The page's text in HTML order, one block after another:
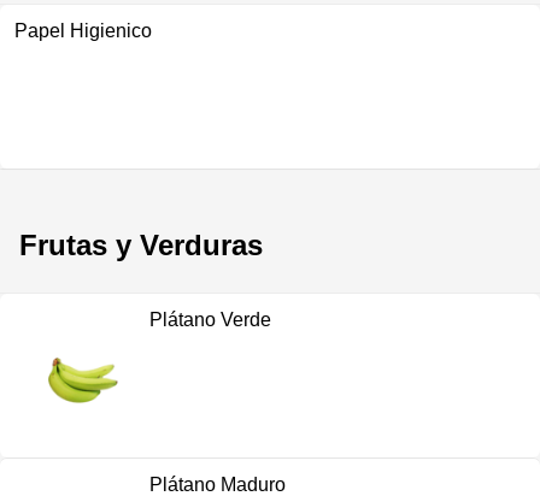
Papel Higienico
Frutas y Verduras
Plátano Verde
Plátano Maduro